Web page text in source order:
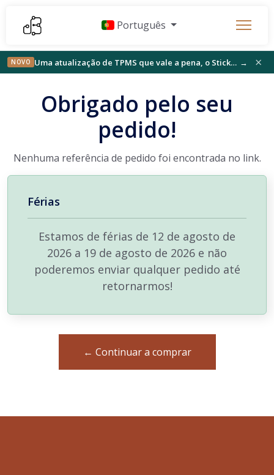
Português
NOVO Uma atualização de TPMS que vale a pena, o StickFree encontra o seu público e algo novo na bancada → ×
Obrigado pelo seu
pedido!
Nenhuma referência de pedido foi encontrada no link.
Férias
Estamos de férias de 12 de agosto de
2026 a 19 de agosto de 2026 e não
poderemos enviar qualquer pedido até
retornarmos!
← Continuar a comprar